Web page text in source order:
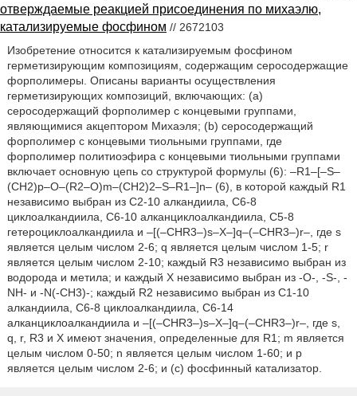
отверждаемые реакцией присоединения по михаэлю,
катализируемые фосфином // 2672103
Изобретение относится к катализируемым фосфином
герметизирующим композициям, содержащим серосодержащие
форполимеры. Описаны варианты осуществления
герметизирующих композиций, включающих: (а)
серосодержащий форполимер с концевыми группами,
являющимися акцептором Михаэля; (b) серосодержащий
форполимер с концевыми тиольными группами, где
форполимер политиоэфира с концевыми тиольными группами
включает основную цепь со структурой формулы (6): –R1–[–S–
(CH2)p–O–(R2–O)m–(CH2)2–S–R1–]n– (6), в которой каждый R1
независимо выбран из С2-10 алкандиила, C6-8
циклоалкандиила, С6-10 алканциклоалкандиила, С5-8
гетероциклоалкандиила и –[(–CHR3–)s–X–]q–(–CHR3–)r–, где s
является целым числом 2-6; q является целым числом 1-5; r
является целым числом 2-10; каждый R3 независимо выбран из
водорода и метила; и каждый Х независимо выбран из -О-, -S-, -
NН- и -N(-CH3)-; каждый R2 независимо выбран из C1-10
алкандиила, C6-8 циклоалкандиила, С6-14
алканциклоалкандиила и –[(–CHR3–)s–X–]q–(–CHR3–)r–, где s,
q, r, R3 и Х имеют значения, определенные для R1; m является
целым числом 0-50; n является целым числом 1-60; и p
является целым числом 2-6; и (с) фосфинный катализатор.